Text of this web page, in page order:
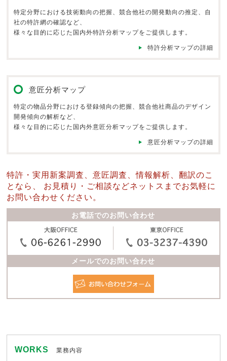
特定分野における技術動向の把握、競合他社の開発動向の推定、自
社の特許網の確認など、
様々な目的に応じた国内外特許分析マップをご提供します。
特許分析マップの詳細
意匠分析マップ
特定の物品分野における登録傾向の把握、競合他社商品のデザイン
開発傾向の解析など、
様々な目的に応じた国内外意匠分析マップをご提供します。
意匠分析マップの詳細
特許・実用新案調査、意匠調査、情報解析、翻訳のこ
となら、
お見積り・ご相談などネットスまでお気軽に
お問い合わせください。
お電話でのお問い合わせ
メールでのお問い合わせ
WORKS 業務内容